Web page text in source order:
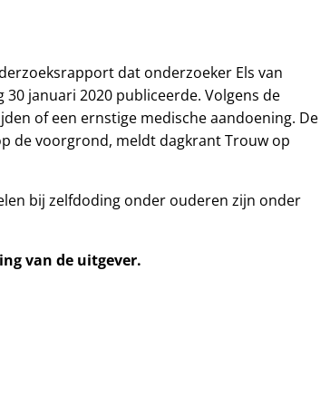
dat onderzoeker Els van
januari 2020 publiceerde. Volgens de
of een ernstige medische aandoening. De
de voorgrond, meldt dagkrant Trouw op
bij zelfdoding onder ouderen zijn onder
van de uitgever.